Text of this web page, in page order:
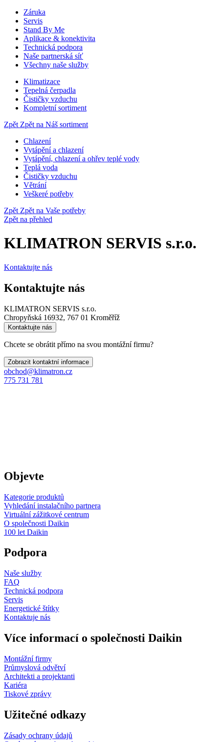
Záruka
Servis
Stand By Me
Aplikace & konektivita
Technická podpora
Naše partnerská síť
Všechny naše služby
Klimatizace
Tepelná čerpadla
Čističky vzduchu
Kompletní sortiment
Zpět Zpět na Náš sortiment
Chlazení
Vytápění a chlazení
Vytápění, chlazení a ohřev teplé vody
Teplá voda
Čističky vzduchu
Větrání
Veškeré potřeby
Zpět Zpět na Vaše potřeby
Zpět na přehled
KLIMATRON SERVIS s.r.o.
Kontaktujte nás
Kontaktujte nás
KLIMATRON SERVIS s.r.o.
Chropyňská 16932, 767 01 Kroměříž
Kontaktujte nás
Chcete se obrátit přímo na svou montážní firmu?
Zobrazit kontaktní informace
obchod@klimatron.cz
775 731 781
Objevte
Kategorie produktů
Vyhledání instalačního partnera
Virtuální zážitkové centrum
O společnosti Daikin
100 let Daikin
Podpora
Naše služby
FAQ
Technická podpora
Servis
Energetické štítky
Kontaktuje nás
Více informací o společnosti Daikin
Montážní firmy
Průmyslová odvětví
Architekti a projektanti
Kariéra
Tiskové zprávy
Užitečné odkazy
Zásady ochrany údajů